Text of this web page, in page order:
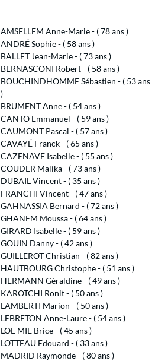
AMSELLEM Anne-Marie - ( 78 ans )
ANDRÉ Sophie - ( 58 ans )
BALLET Jean-Marie - ( 73 ans )
BERNASCONI Robert - ( 58 ans )
BOUCHINDHOMME Sébastien - ( 53 ans
)
BRUMENT Anne - ( 54 ans )
CANTO Emmanuel - ( 59 ans )
CAUMONT Pascal - ( 57 ans )
CAVAYÉ Franck - ( 65 ans )
CAZENAVE Isabelle - ( 55 ans )
COUDER Malika - ( 73 ans )
DUBAIL Vincent - ( 35 ans )
FRANCHI Vincent - ( 47 ans )
GAHNASSIA Bernard - ( 72 ans )
GHANEM Moussa - ( 64 ans )
GIRARD Isabelle - ( 59 ans )
GOUIN Danny - ( 42 ans )
GUILLEROT Christian - ( 82 ans )
HAUTBOURG Christophe - ( 51 ans )
HERMANN Géraldine - ( 49 ans )
KAROTCHI Ronit - ( 50 ans )
LAMBERTI Marion - ( 50 ans )
LEBRETON Anne-Laure - ( 54 ans )
LOE MIE Brice - ( 45 ans )
LOTTEAU Edouard - ( 33 ans )
MADRID Raymonde - ( 80 ans )